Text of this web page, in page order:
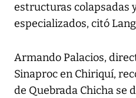
estructuras colapsadas
especializados, citó
Armando Palacios,
Sinaproc en Chiriquí,
de Quebrada Chicha se